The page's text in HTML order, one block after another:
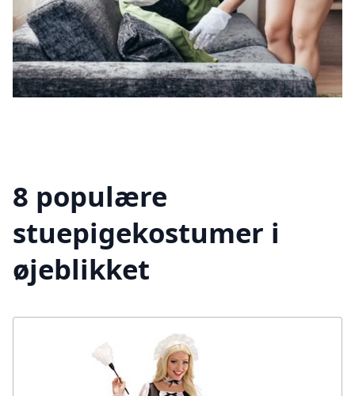
8 populære
stuepigekostumer i
øjeblikket